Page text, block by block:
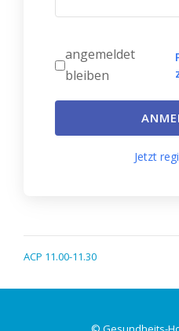
angemeldet
bleiben
Jetzt
ACP 11.00-11.30